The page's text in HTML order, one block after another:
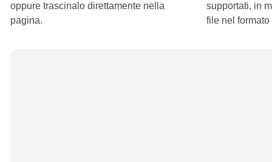
oppure trascinalo direttamente nella
pagina.
supportati, in
file nel